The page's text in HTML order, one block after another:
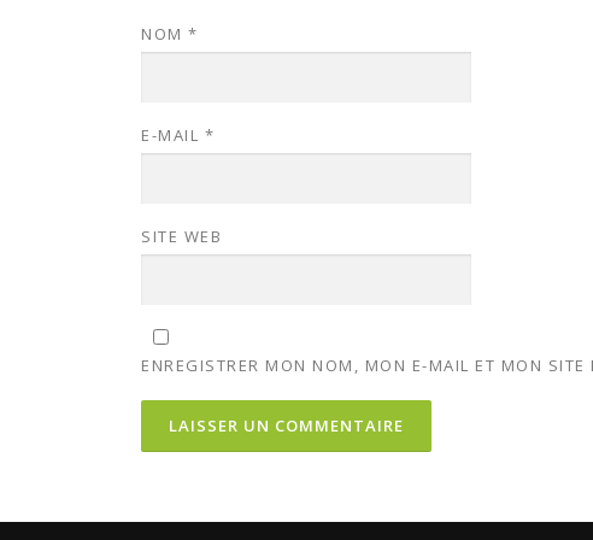
NOM *
E-MAIL *
SITE WEB
ENREGISTRER MON NOM, MON E-MAIL ET MON